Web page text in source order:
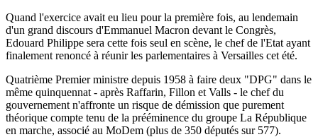
Quand l'exercice avait eu lieu pour la première fois, au lendemain
d'un grand discours d'Emmanuel Macron devant le Congrès,
Edouard Philippe sera cette fois seul en scène, le chef de l'Etat ayant
finalement renoncé à réunir les parlementaires à Versailles cet été.
Quatrième Premier ministre depuis 1958 à faire deux "DPG" dans le
même quinquennat - après Raffarin, Fillon et Valls - le chef du
gouvernement n'affronte un risque de démission que purement
théorique compte tenu de la prééminence du groupe La République
en marche, associé au MoDem (plus de 350 députés sur 577).